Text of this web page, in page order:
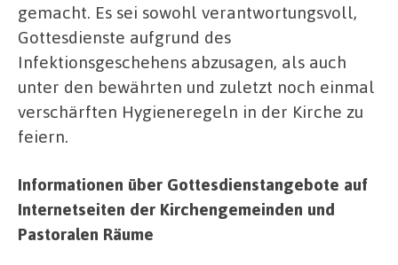
gemacht. Es sei sowohl verantwortungsvoll,
Gottesdienste aufgrund des
Infektionsgeschehens abzusagen, als auch
unter den bewährten und zuletzt noch einmal
verschärften Hygieneregeln in der Kirche zu
feiern.
Informationen über Gottesdienstangebote auf
Internetseiten der Kirchengemeinden und
Pastoralen Räume